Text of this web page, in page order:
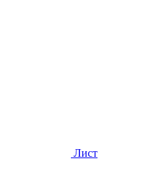
Лист